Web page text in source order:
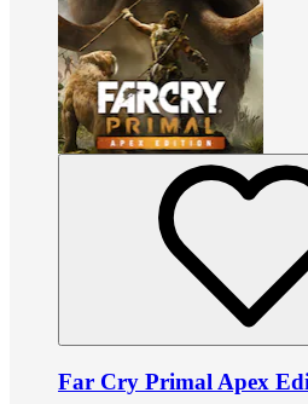
Far Cry Primal Apex